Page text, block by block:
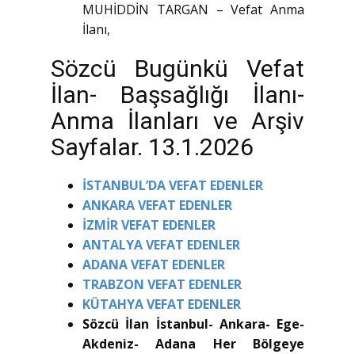
MUHİDDİN TARGAN – Vefat Anma
İlanı,
Sözcü Bugünkü Vefat
İlan- Başsağlığı İlanı-
Anma İlanları ve Arşiv
Sayfalar. 13.1.2026
İSTANBUL’DA VEFAT EDENLER
ANKARA VEFAT EDENLER
İZMİR VEFAT EDENLER
ANTALYA VEFAT EDENLER
ADANA VEFAT EDENLER
TRABZON VEFAT EDENLER
KÜTAHYA VEFAT EDENLER
Sözcü İlan İstanbul- Ankara- Ege-
Akdeniz- Adana Her Bölgeye